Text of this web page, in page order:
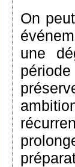
On
une